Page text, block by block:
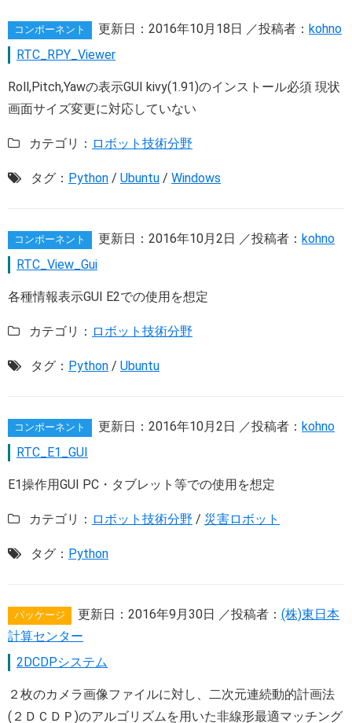
コンポーネント 更新日： 2016年10月18日 ／投稿者： kohno
RTC_RPY_Viewer
Roll,Pitch,Yawの表示GUI kivy(1.91)のインストール必須 現状
画面サイズ変更に対応していない
カテゴリ： ロボット技術分野
タグ： Python / Ubuntu / Windows
コンポーネント 更新日： 2016年10月2日 ／投稿者： kohno
RTC_View_Gui
各種情報表示GUI E2での使用を想定
カテゴリ： ロボット技術分野
タグ： Python / Ubuntu
コンポーネント 更新日： 2016年10月2日 ／投稿者： kohno
RTC_E1_GUI
E1操作用GUI PC・タブレット等での使用を想定
カテゴリ： ロボット技術分野 / 災害ロボット
タグ： Python
パッケージ 更新日： 2016年9月30日 ／投稿者： (株)東日本
計算センター
2DCDPシステム
２枚のカメラ画像ファイルに対し、二次元連続動的計画法
(２ＤＣＤＰ)のアルゴリズムを用いた非線形最適マッチング